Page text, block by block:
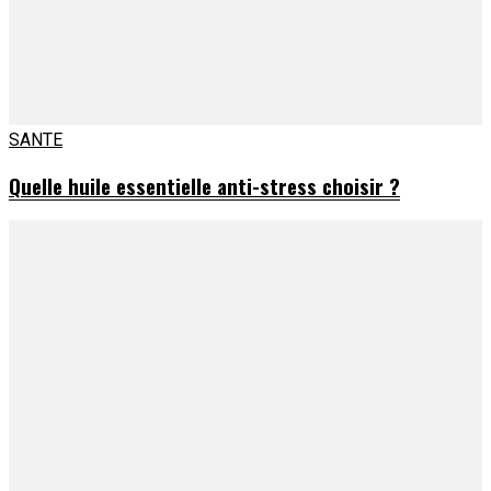
SANTE
Quelle huile essentielle anti-stress choisir ?